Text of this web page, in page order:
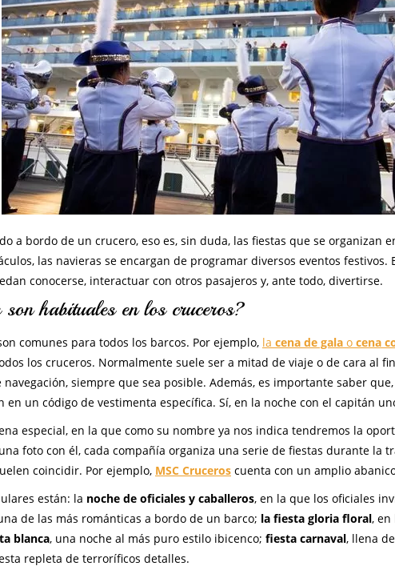
a bordo de un crucero, eso es, sin duda, las fiestas que se organizan
las navieras se encargan de programar diversos eventos festivos.
conocerse, interactuar con otros pasajeros y, ante todo, divertirse.
habituales en los cruceros?
comunes para todos los barcos. Por ejemplo, la cena de gala o cena
los cruceros. Normalmente suele ser a mitad de viaje o de cara al
siempre que sea posible. Además, es importante saber
en un código de vestimenta específica. Sí, en la noche con el capitán
especial, en la que como su nombre ya nos indica tendremos la
foto con él, cada compañía organiza una serie de fiestas durante la
coincidir. Por ejemplo, MSC Cruceros cuenta con un amplio
están: la noche de oficiales y caballeros, en la que los oficiales
de las más románticas a bordo de un barco; la fiesta gloria floral, en
blanca, una noche al más puro estilo ibicenco; fiesta carnaval, llena
repleta de terroríficos detalles.